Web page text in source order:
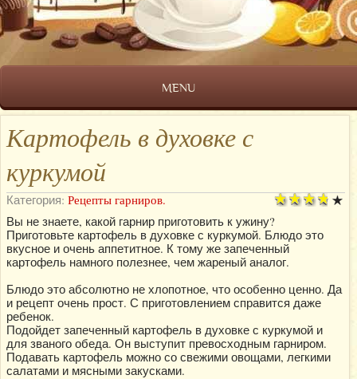
MENU
Картофель в духовке с
куркумой
Категория: Рецепты гарниров.
Вы не знаете, какой гарнир приготовить к ужину?
Приготовьте картофель в духовке с куркумой. Блюдо это
вкусное и очень аппетитное. К тому же запеченный
картофель намного полезнее, чем жареный аналог.
Блюдо это абсолютно не хлопотное, что особенно ценно. Да
и рецепт очень прост. С приготовлением справится даже
ребенок.
Подойдет запеченный картофель в духовке с куркумой и
для званого обеда. Он выступит превосходным гарниром.
Подавать картофель можно со свежими овощами, легкими
салатами и мясными закусками.